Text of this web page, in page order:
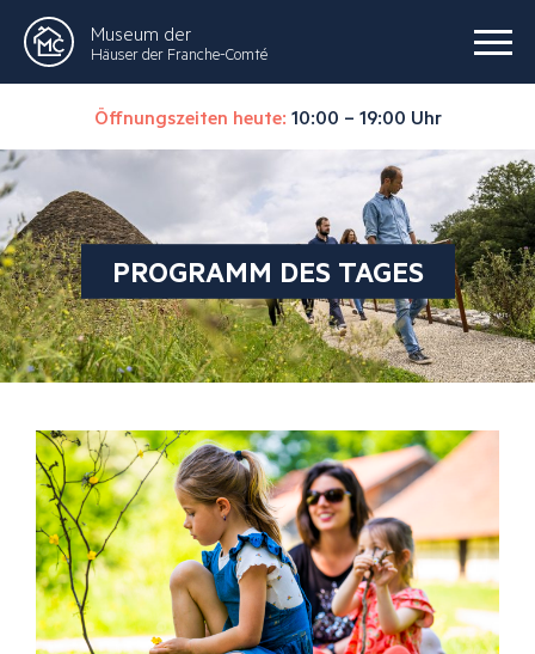
Museum der
Häuser der Franche-Comté
Öffnungszeiten heute: 10:00 – 19:00 Uhr
PROGRAMM DES TAGES